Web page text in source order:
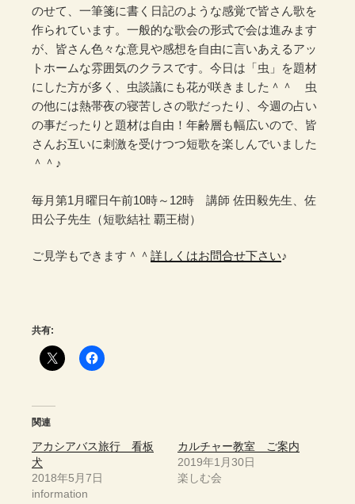
のせて、一筆箋に書く日記のような感覚で皆さん歌を
作られています。一般的な歌会の形式で会は進みます
が、皆さん色々な意見や感想を自由に言いあえるアッ
トホームな雰囲気のクラスです。今日は「虫」を題材
にした方が多く、虫談議にも花が咲きました＾＾ 虫
の他には熱帯夜の寝苦しさの歌だったり、今週の占い
の事だったりと題材は自由！年齢層も幅広いので、皆
さんお互いに刺激を受けつつ短歌を楽しんでいました
＾＾♪
毎月第1月曜日午前10時～12時 講師 佐田毅先生、佐
田公子先生（短歌結社 覇王樹）
ご見学もできます＾＾ 詳しくはお問合せ下さい♪
共有:
関連
アカシアバス旅行 看板
犬
2018年5月7日
information
カルチャー教室 ご案内
2019年1月30日
楽しむ会